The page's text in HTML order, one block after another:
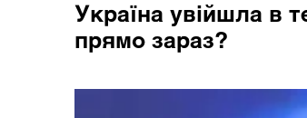
Україна увійшла в
прямо зараз?